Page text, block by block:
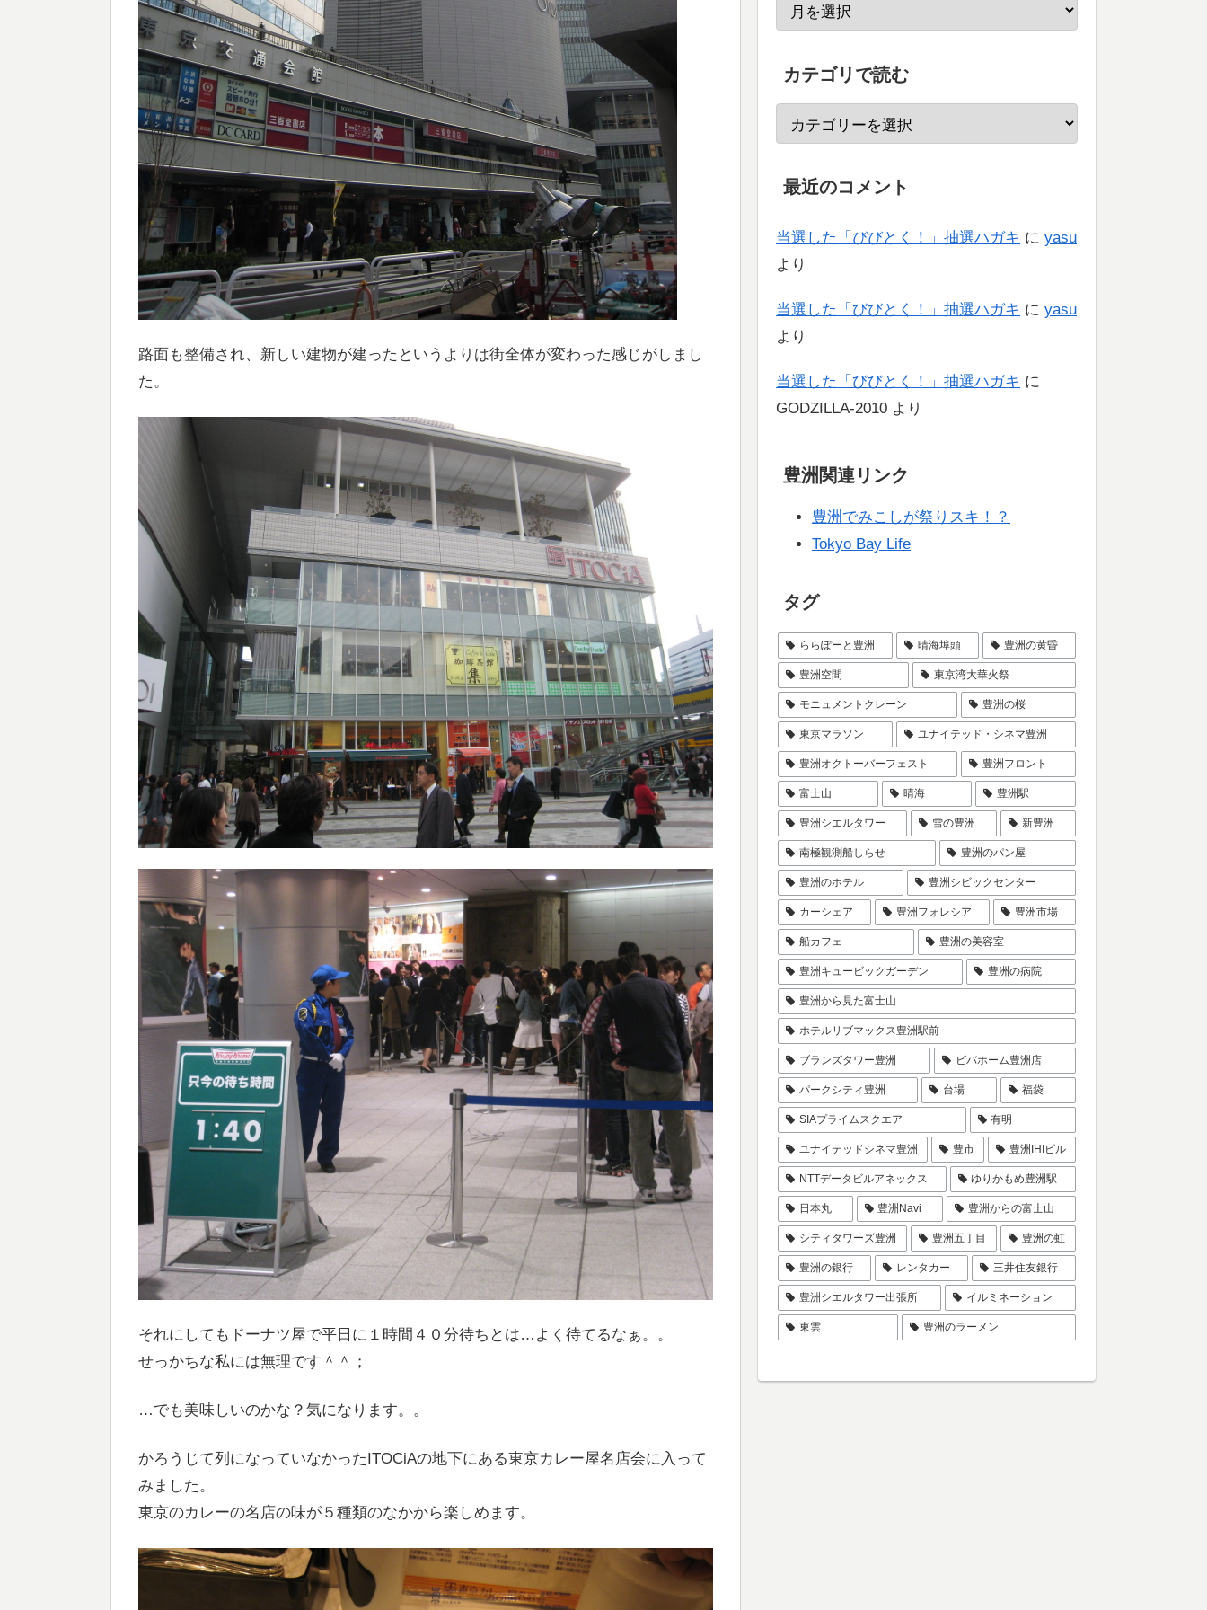
路面も整備され、新しい建物が建ったというよりは街全体が変わった感じがしまし
た。
それにしてもドーナツ屋で平日に１時間４０分待ちとは…よく待てるなぁ。。
せっかちな私には無理です＾＾；
…でも美味しいのかな？気になります。。
かろうじて列になっていなかったITOCiAの地下にある東京カレー屋名店会に入って
みました。
東京のカレーの名店の味が５種類のなかから楽しめます。
カテゴリで読む
最近のコメント
当選した「びびとく！」抽選ハガキ に yasu
より
当選した「びびとく！」抽選ハガキ に yasu
より
当選した「びびとく！」抽選ハガキ に
GODZILLA-2010 より
豊洲関連リンク
豊洲でみこしが祭りスキ！？
Tokyo Bay Life
タグ
ららぽーと豊洲 晴海埠頭 豊洲の黄昏
豊洲空間 東京湾大華火祭
モニュメントクレーン 豊洲の桜
東京マラソン ユナイテッド・シネマ豊洲
豊洲オクトーバーフェスト 豊洲フロント
富士山 晴海 豊洲駅
豊洲シエルタワー 雪の豊洲 新豊洲
南極観測船しらせ 豊洲のパン屋
豊洲のホテル 豊洲シビックセンター
カーシェア 豊洲フォレシア 豊洲市場
船カフェ 豊洲の美容室
豊洲キュービックガーデン 豊洲の病院
豊洲から見た富士山
ホテルリブマックス豊洲駅前
ブランズタワー豊洲 ビバホーム豊洲店
パークシティ豊洲 台場 福袋
SIAプライムスクエア 有明
ユナイテッドシネマ豊洲 豊市 豊洲IHIビル
NTTデータビルアネックス ゆりかもめ豊洲駅
日本丸 豊洲Navi 豊洲からの富士山
シティタワーズ豊洲 豊洲五丁目 豊洲の虹
豊洲の銀行 レンタカー 三井住友銀行
豊洲シエルタワー出張所 イルミネーション
東雲 豊洲のラーメン